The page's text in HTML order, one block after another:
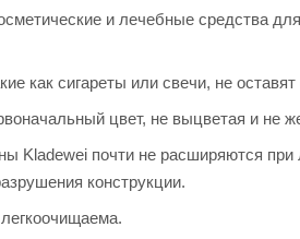
и лечебные средства
как сигареты или свечи, не оставят
цвет, не выцветая и не
Kladewei почти не расширяются
конструкции.